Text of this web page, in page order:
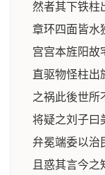
然者其下铁柱
章环四面皆水
宫宫本旌阳故
直驱物怪柱出
之祸此後世所
将疑之刘子曰
弁冕端委以治
且惑其言今